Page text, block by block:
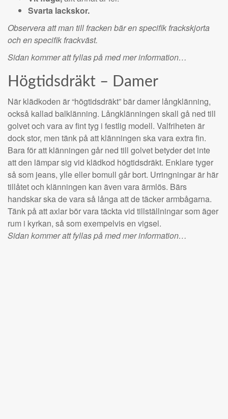
Svarta lackskor.
Observera att man till fracken bär en specifik frackskjorta
och en specifik frackväst.
Sidan kommer att fyllas på med mer information…
Högtidsdräkt – Damer
När klädkoden är “högtidsdräkt” bär damer långklänning,
också kallad balklänning. Långklänningen skall gå ned till
golvet och vara av fint tyg i festlig modell. Valfriheten är
dock stor, men tänk på att klänningen ska vara extra fin.
Bara för att klänningen går ned till golvet betyder det inte
att den lämpar sig vid klädkod högtidsdräkt. Enklare tyger
så som jeans, ylle eller bomull går bort. Urringningar är här
tillåtet och klänningen kan även vara ärmlös. Bärs
handskar ska de vara så långa att de täcker armbågarna.
Tänk på att axlar bör vara täckta vid tillställningar som äger
rum i kyrkan, så som exempelvis en vigsel.
Sidan kommer att fyllas på med mer information…